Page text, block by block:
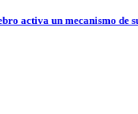
activa un mecanismo